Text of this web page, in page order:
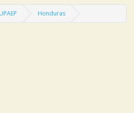
UPAEP Honduras